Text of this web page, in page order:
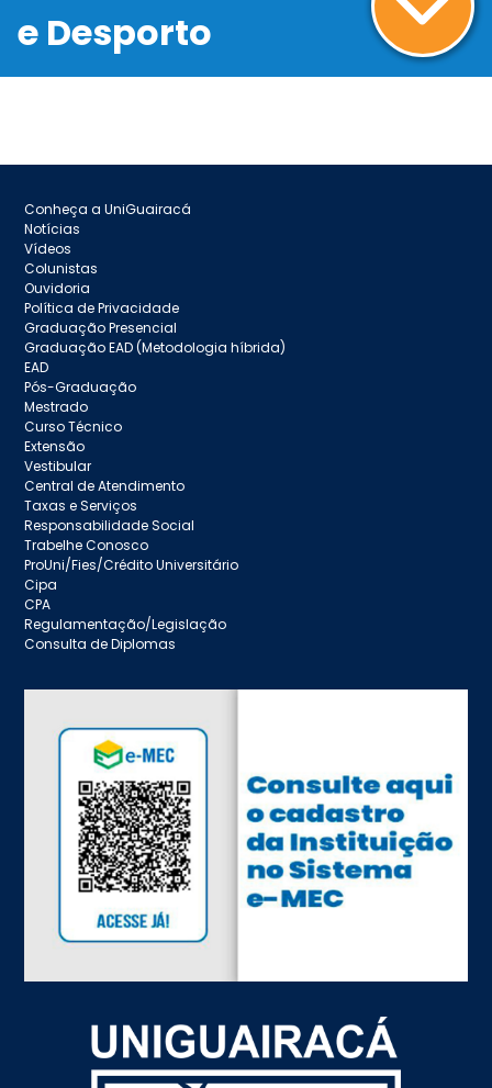
e Desporto
Conheça a UniGuairacá
Notícias
Vídeos
Colunistas
Ouvidoria
Política de Privacidade
Graduação Presencial
Graduação EAD (Metodologia híbrida)
EAD
Pós-Graduação
Mestrado
Curso Técnico
Extensão
Vestibular
Central de Atendimento
Taxas e Serviços
Responsabilidade Social
Trabelhe Conosco
ProUni/Fies/Crédito Universitário
Cipa
CPA
Regulamentação/Legislação
Consulta de Diplomas